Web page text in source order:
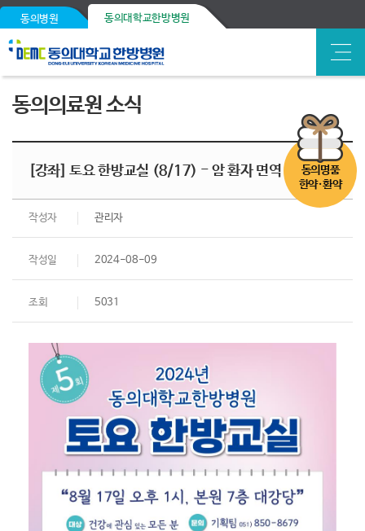
동의병원 동의대학교한방병원
동의명품
한약·환약
동의의료원 소식
[강좌] 토요 한방교실 (8/17) - 암 환자 면역 & 신경
작성자 관리자
작성일 2024-08-09
조회 5031